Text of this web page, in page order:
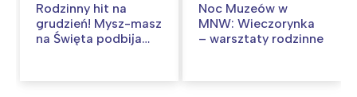
Rodzinny hit na
grudzień! Mysz-masz
na Święta podbija
Noc Muzeów w
MNW: Wieczorynka
– warsztaty rodzinne